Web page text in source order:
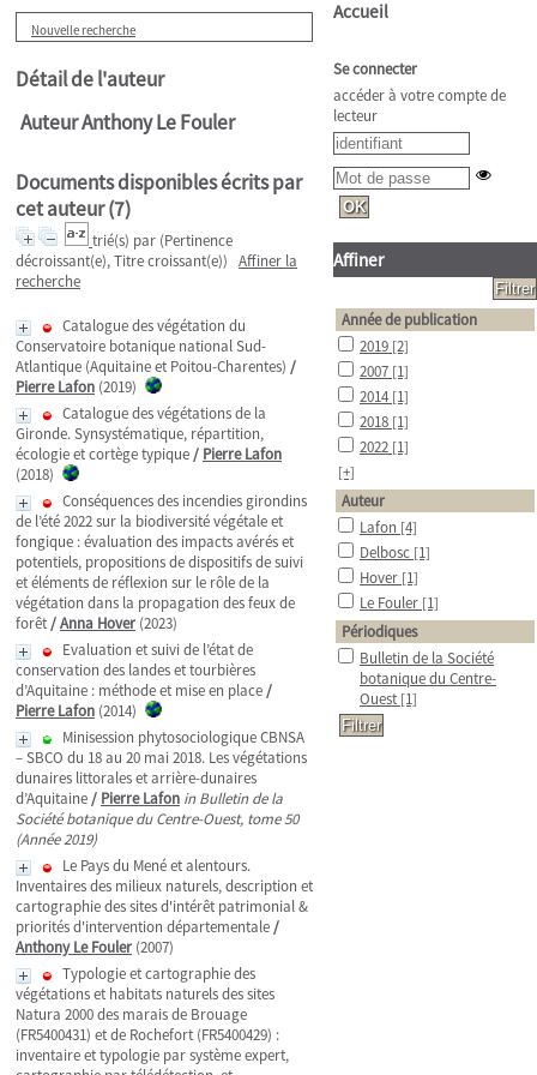
Nouvelle recherche
Détail de l'auteur
Auteur Anthony Le Fouler
Documents disponibles écrits par
cet auteur (7)
trié(s) par (Pertinence
décroissant(e), Titre croissant(e)) Affiner la
recherche
Catalogue des végétation du
Conservatoire botanique national Sud-
Atlantique (Aquitaine et Poitou-Charentes) /
Pierre Lafon (2019)
Catalogue des végétations de la
Gironde. Synsystématique, répartition,
écologie et cortège typique/ Pierre Lafon
(2018)
Conséquences des incendies girondins
de l’été 2022 sur la biodiversité végétale et
fongique : évaluation des impacts avérés et
potentiels, propositions de dispositifs de suivi
et éléments de réflexion sur le rôle de la
végétation dans la propagation des feux de
forêt/Anna Hover (2023)
Evaluation et suivi de l’état de
conservation des landes et tourbières
d’Aquitaine : méthode et mise en place/
Pierre Lafon (2014)
Minisession phytosociologique CBNSA
– SBCO du 18 au 20 mai 2018. Les végétations
dunaires littorales et arrière-dunaires
d’Aquitaine/ Pierre Lafon in Bulletin de la
Société botanique du Centre-Ouest, tome 50
(Année 2019)
Le Pays du Mené et alentours.
Inventaires des milieux naturels, description et
cartographie des sites d'intérêt patrimonial &
priorités d'intervention départementale/
Anthony Le Fouler (2007)
Typologie et cartographie des
végétations et habitats naturels des sites
Natura 2000 des marais de Brouage
(FR5400431) et de Rochefort (FR5400429) :
inventaire et typologie par système expert,
Accueil
Se connecter
accéder à votre compte de
lecteur
Affiner
Année de publication
2019 [2]
2007 [1]
2014 [1]
2018 [1]
2022 [1]
[+]
Auteur
Lafon [4]
Delbosc [1]
Hover [1]
Le Fouler [1]
Périodiques
Bulletin de la Société
botanique du Centre-
Ouest [1]